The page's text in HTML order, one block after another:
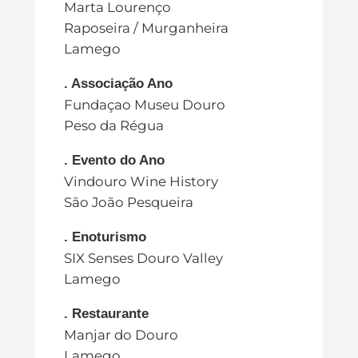
Marta Lourenço
Raposeira / Murganheira
Lamego
. Associação Ano
Fundaçao Museu Douro
Peso da Régua
. Evento do Ano
Vindouro Wine History
São João Pesqueira
. Enoturismo
SIX Senses Douro Valley
Lamego
. Restaurante
Manjar do Douro